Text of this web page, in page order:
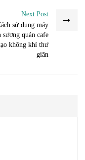
Next Post
sử dụng máy
sương quán cafe
không khí thư
giãn